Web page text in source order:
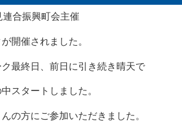
合振興町会主催
開催されました。
最終日、前日に引き続き晴天で
スタートしました。
の方にご参加いただきました。